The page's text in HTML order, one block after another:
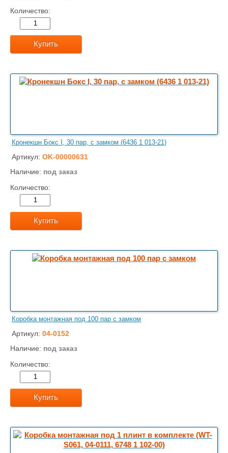
Количество:
Купить
Кронекшн Бокс I, 30 пар, с замком (6436 1 013-21)
Артикул: OK-00000631
Наличие: под заказ
Количество:
Купить
Коробка монтажная под 100 пар с замком
Артикул: 04-0152
Наличие: под заказ
Количество:
Купить